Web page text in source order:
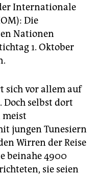
Internationale
Die
Nationen
1. Oktober
sich vor allem auf
selbst dort
meist
jungen Tunesiern
Wirren der Reise
beinahe 4900
sie seien